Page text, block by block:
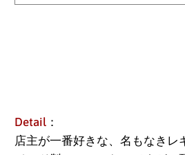
Detail ：
店主が一番好きな、名もなきレ